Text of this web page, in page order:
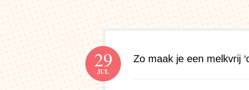
Zo maak je een melkvrij
29
JUL